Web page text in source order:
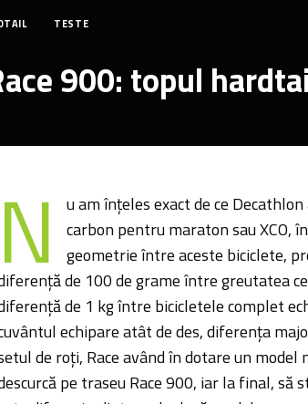
TESTE
900: topul
N
u am înțeles exact de ce
carbon pentru maraton sau XCO,
geometrie între aceste biciclete,
de 100 de grame între greutatea
de 1 kg între bicicletele complet
echipare atât de des, diferența
de roți, Race având în dotare un model
pe traseu Race 900, iar la final,